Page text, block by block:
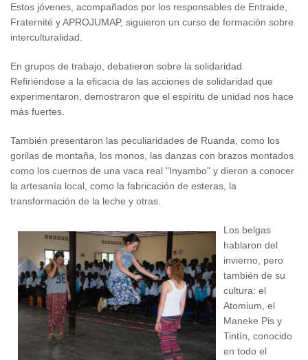
Estos jóvenes, acompañados por los responsables de Entraide,
Fraternité y APROJUMAP, siguieron un curso de formación sobre
interculturalidad.
En grupos de trabajo, debatieron sobre la solidaridad.
Refiriéndose a la eficacia de las acciones de solidaridad que
experimentaron, demostraron que el espíritu de unidad nos hace
más fuertes.
También presentaron las peculiaridades de Ruanda, como los
gorilas de montaña, los monos, las danzas con brazos montados
como los cuernos de una vaca real "Inyambo" y dieron a conocer
la artesanía local, como la fabricación de esteras, la
transformación de la leche y otras.
Los belgas
hablaron del
invierno, pero
también de su
cultura: el
Atomium, el
Maneke Pis y
Tintín, conocido
en todo el